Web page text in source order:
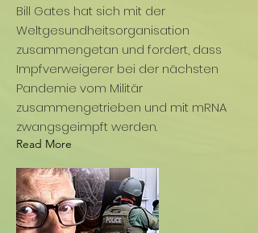
Bill Gates hat sich mit der
Weltgesundheitsorganisation
zusammengetan und fordert, dass
Impfverweigerer bei der nächsten
Pandemie vom Militär
zusammengetrieben und mit mRNA
zwangsgeimpft werden.
Read More